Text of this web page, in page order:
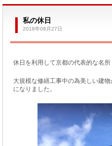
私の休日
2018年08月27日
休日を利用して京都の代表的な名
大規模な修繕工事中の為美しい建
になりました。